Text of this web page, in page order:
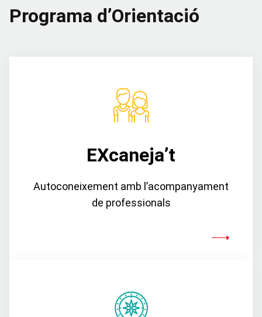
Programa d’Orientació
EXcaneja’t
Autoconeixement amb l’acompanyament
de professionals